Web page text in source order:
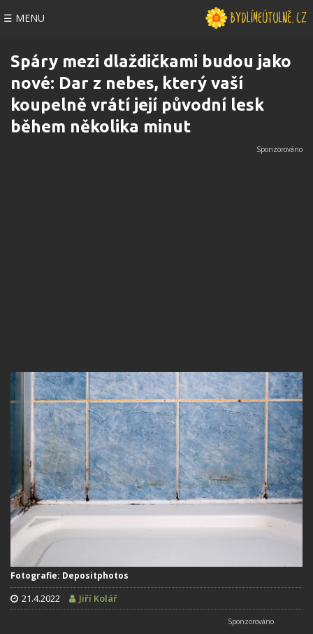
☰ MENU
Spáry mezi dlaždičkami budou jako
nové: Dar z nebes, který vaší
koupelně vrátí její původní lesk
během několika minut
Fotografie: Depositphotos
21.4.2022 Jiří Kolář